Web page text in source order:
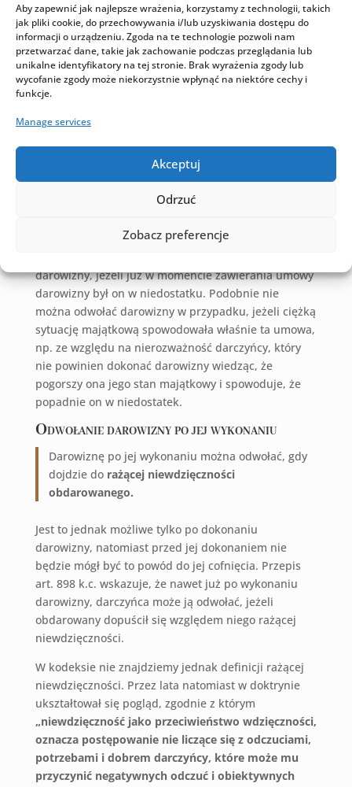
Aby zapewnić jak najlepsze wrażenia, korzystamy z technologii, takich
jak pliki cookie, do przechowywania i/lub uzyskiwania dostępu do
informacji o urządzeniu. Zgoda na te technologie pozwoli nam
przetwarzać dane, takie jak zachowanie podczas przeglądania lub
unikalne identyfikatory na tej stronie. Brak wyrażenia zgody lub
wycofanie zgody może niekorzystnie wpłynąć na niektóre cechy i
funkcje.
Manage services
Akceptuj
Odrzuć
Zobacz preferencje
usprawiedliwionych potrzeb albo bez uszczerbku
dla ciążących na nim ustawowych obowiązków
alimentacyjnych.
Darowizna niewykonanato taka, której darczyńca
nie zdążył jeszcze spełnić, np. ojciec nie dał synowi
obiecanej sumy pieniędzy. W omawianym przypadku
znacznego pogorszenia się już po zawarciu umowy
darowizny, ale jeszcze przed jej faktycznym
Darczyńca nie może zatem powoływać się na swoją
darowizny, jeżeli już w momencie zawierania umowy
darowizny był on w niedostatku. Podobnie nie
można odwołać darowizny w przypadku, jeżeli ciężką
sytuację majątkową spowodowała właśnie ta umowa,
np. ze względu na nierozważność darczyńcy, który
nie powinien dokonać darowizny wiedząc, że
pogorszy ona jego stan majątkowy i spowoduje, że
popadnie on w niedostatek.
Odwołanie darowizny po jej wykonaniu
Darowiznę po jej wykonaniu można odwołać, gdy
dojdzie do rażącej niewdzięczności
obdarowanego.
Jest to jednak możliwe tylko po dokonaniu
darowizny, natomiast przed jej dokonaniem nie
będzie mógł być to powód do jej cofnięcia. Przepis
art. 898 k.c. wskazuje, że nawet już po wykonaniu
darowizny, darczyńca może ją odwołać, jeżeli
obdarowany dopuścił się względem niego rażącej
niewdzięczności.
W kodeksie nie znajdziemy jednak definicji rażącej
niewdzięczności. Przez lata natomiast w doktrynie
ukształtował się pogląd, zgodnie z którym
„niewdzięczność jako przeciwieństwo wdzięczności,
oznacza postępowanie nie liczące się z odczuciami,
potrzebami i dobrem darczyńcy, które może mu
przyczynić negatywnych odczuć i obiektywnych